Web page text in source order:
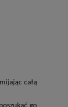
całą
go